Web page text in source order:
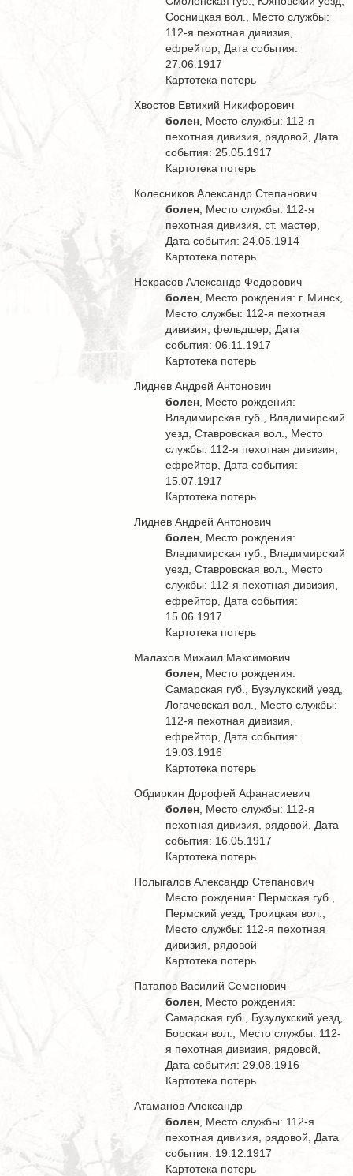
Сосницкая вол., Место службы:
112-я пехотная дивизия,
ефрейтор, Дата события:
27.06.1917
Картотека потерь
Хвостов Евтихий Никифорович
болен , Место службы: 112-я
пехотная дивизия, рядовой, Дата
события: 25.05.1917
Картотека потерь
Колесников Александр Степанович
болен , Место службы: 112-я
пехотная дивизия, ст. мастер,
Дата события: 24.05.1914
Картотека потерь
Некрасов Александр Федорович
болен , Место рождения: г. Минск,
Место службы: 112-я пехотная
дивизия, фельдшер, Дата
события: 06.11.1917
Картотека потерь
Лиднев Андрей Антонович
болен , Место рождения:
Владимирская губ., Владимирский
уезд, Ставровская вол., Место
службы: 112-я пехотная дивизия,
ефрейтор, Дата события:
15.07.1917
Картотека потерь
Лиднев Андрей Антонович
болен , Место рождения:
Владимирская губ., Владимирский
уезд, Ставровская вол., Место
службы: 112-я пехотная дивизия,
ефрейтор, Дата события:
15.06.1917
Картотека потерь
Малахов Михаил Максимович
болен , Место рождения:
Самарская губ., Бузулукский уезд,
Логачевская вол., Место службы:
112-я пехотная дивизия,
ефрейтор, Дата события:
19.03.1916
Картотека потерь
Обдиркин Дорофей Афанасиевич
болен , Место службы: 112-я
пехотная дивизия, рядовой, Дата
события: 16.05.1917
Картотека потерь
Полыгалов Александр Степанович
Место рождения: Пермская губ.,
Пермский уезд, Троицкая вол.,
Место службы: 112-я пехотная
дивизия, рядовой
Картотека потерь
Патапов Василий Семенович
болен , Место рождения:
Самарская губ., Бузулукский уезд,
Борская вол., Место службы: 112-
я пехотная дивизия, рядовой,
Дата события: 29.08.1916
Картотека потерь
Атаманов Александр
болен , Место службы: 112-я
пехотная дивизия, рядовой, Дата
события: 19.12.1917
Картотека потерь